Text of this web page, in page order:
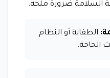
السلامة ضرورة ملحة.
الطفاية أو النظام
الحاجة.